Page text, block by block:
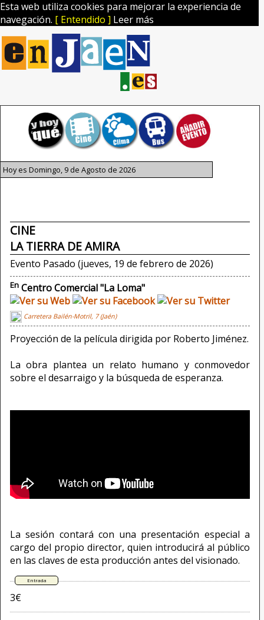
Esta web utiliza cookies para mejorar la experiencia de
navegación. [ Entendido ] Leer más
Hoy es Domingo, 9 de Agosto de 2026
CINE
LA TIERRA DE AMIRA
Evento Pasado (jueves, 19 de febrero de 2026)
En Centro Comercial "La Loma"
Carretera Bailén-Motril, 7 (Jaén)
Proyección de la película dirigida por Roberto Jiménez.
La obra plantea un relato humano y conmovedor
sobre el desarraigo y la búsqueda de esperanza.
La sesión contará con una presentación especial a
cargo del propio director, quien introducirá al público
en las claves de esta producción antes del visionado.
3€